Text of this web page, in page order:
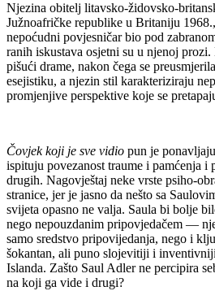
Njezina obitelj litavsko-židovsko-
Južnoafričke republike u Britaniju
nepoćudni povjesničar bio pod
ranih iskustava osjetni su u njenoj
pišući drame, nakon čega se
esejistiku, a njezin stil karakteriziraju
promjenjive perspektive koje se
Čovjek koji je sve vidio pun je
ispituju povezanost traume i pamćenja i
drugih. Nagovještaj neke vrste psiho-
stranice, jer je jasno da nešto sa
svijeta opasno ne valja. Saula bi bolje
nego nepouzdanim pripovjedačem —
samo sredstvo pripovijedanja, nego i
šokantan, ali puno slojevitiji i
Islanda. Zašto Saul Adler ne percipira
na koji ga vide i drugi?